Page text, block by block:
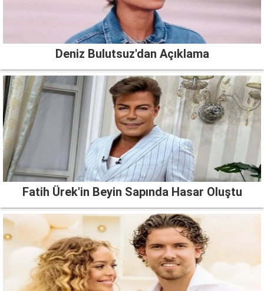
Deniz Bulutsuz'dan Açıklama
Fatih Ürek'in Beyin Sapında Hasar Oluştu